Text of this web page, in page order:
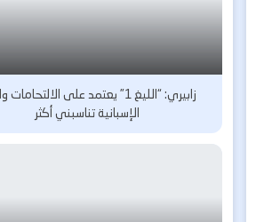
زابيري: “الليغ 1” يعتمد على
الإسبانية تناسبني أكثر